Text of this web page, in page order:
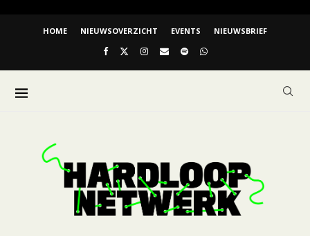
HOME NIEUWSOVERZICHT EVENTS NIEUWSBRIEF